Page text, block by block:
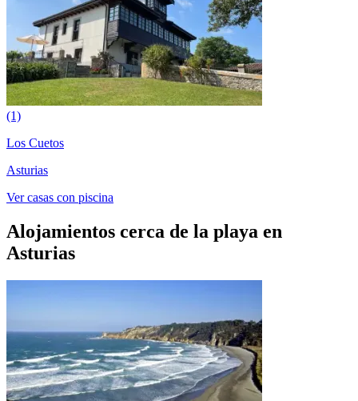
(1)
Los Cuetos
Asturias
Ver casas con piscina
Alojamientos cerca de la playa en
Asturias